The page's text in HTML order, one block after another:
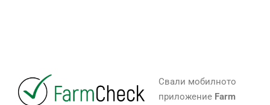
Свали мобилното
приложение Farm